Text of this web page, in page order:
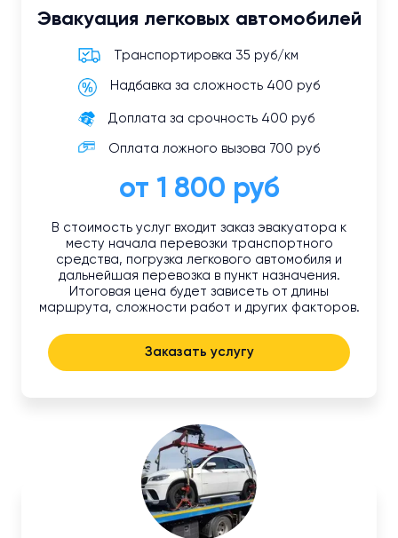
Эвакуация легковых автомобилей
Транспортировка 35 руб/км
Надбавка за сложность 400 руб
Доплата за срочность 400 руб
Оплата ложного вызова 700 руб
от 1 800 руб
В стоимость услуг входит заказ эвакуатора к
месту начала перевозки транспортного
средства, погрузка легкового автомобиля и
дальнейшая перевозка в пункт назначения.
Итоговая цена будет зависеть от длины
маршрута, сложности работ и других факторов.
Заказать услугу